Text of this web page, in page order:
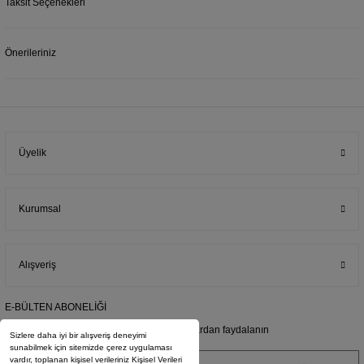
Sizlere daha iyi bir alışveriş deneyimi
sunabilmek için sitemizde çerez uygulaması
vardır, toplanan kişisel verileriniz Kişisel Verileri
Taksit Seçenekleri
Önerileriniz
Üyelik
Kurumsal
Alışveriş
E-BÜLTEN ABONELİĞİ
E-posta adresimize kayıt olarak kampanyalardan faydalanın